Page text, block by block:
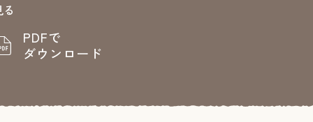
PDFで
ダウンロード